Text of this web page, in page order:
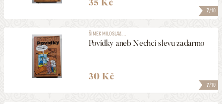
7/10
35 Kč
7/10
ŠIMEK MILOSLAV, ...
Povídky aneb Nechci slevu zadarmo
30 Kč